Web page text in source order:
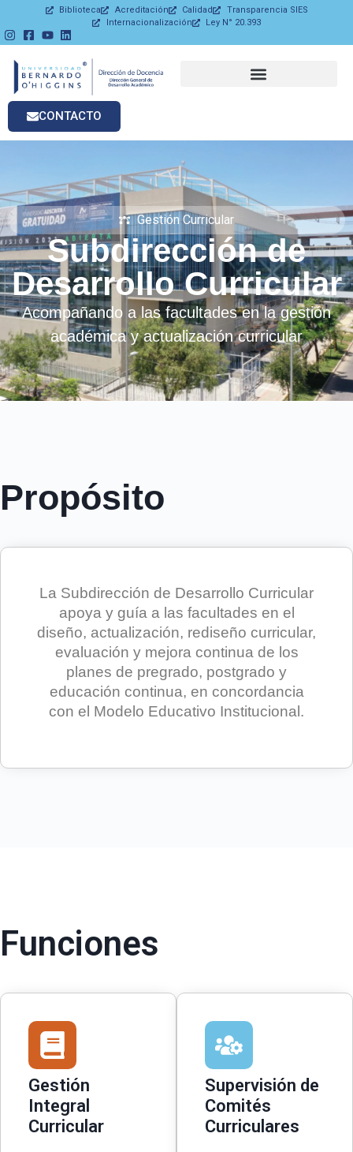
Biblioteca Acreditación Calidad
Transparencia SIES
Internacionalización
Ley N° 20.393
CONTACTO
Gestión Curricular
Subdirección de
Desarrollo Curricular
Acompañando a las facultades en la gestión
académica y actualización curricular
Propósito
La Subdirección de Desarrollo Curricular
apoya y guía a las facultades en el
diseño, actualización, rediseño curricular,
evaluación y mejora continua de los
planes de pregrado, postgrado y
educación continua, en concordancia
con el Modelo Educativo Institucional.
Funciones
Gestión
Integral
Curricular
Supervisión de
Comités
Curriculares